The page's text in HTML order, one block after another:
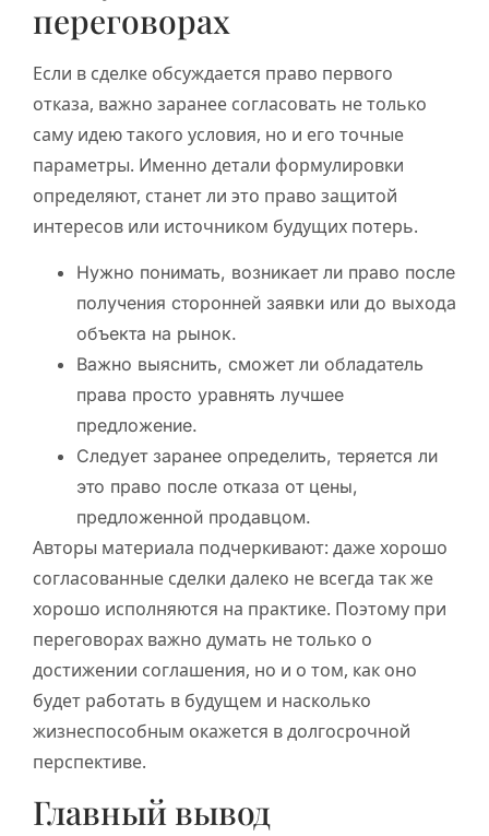
переговорах
Если в сделке обсуждается право первого
отказа, важно заранее согласовать не только
саму идею такого условия, но и его точные
параметры. Именно детали формулировки
определяют, станет ли это право защитой
интересов или источником будущих потерь.
Нужно понимать, возникает ли право после
получения сторонней заявки или до выхода
объекта на рынок.
Важно выяснить, сможет ли обладатель
права просто уравнять лучшее
предложение.
Следует заранее определить, теряется ли
это право после отказа от цены,
предложенной продавцом.
Авторы материала подчеркивают: даже хорошо
согласованные сделки далеко не всегда так же
хорошо исполняются на практике. Поэтому при
переговорах важно думать не только о
достижении соглашения, но и о том, как оно
будет работать в будущем и насколько
жизнеспособным окажется в долгосрочной
перспективе.
Главный вывод